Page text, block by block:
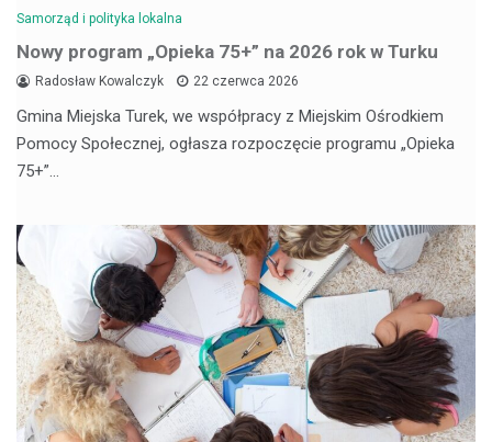
Samorząd i polityka lokalna
Nowy program „Opieka 75+” na 2026 rok w Turku
Radosław Kowalczyk 22 czerwca 2026
Gmina Miejska Turek, we współpracy z Miejskim Ośrodkiem
Pomocy Społecznej, ogłasza rozpoczęcie programu „Opieka
75+”…